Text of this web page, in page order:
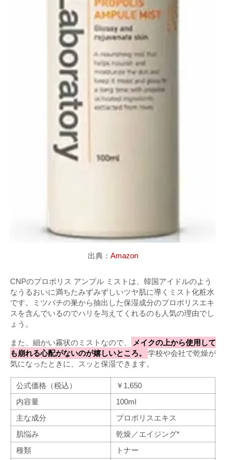
出典： Amazon
CNPのプロポリス アンプル ミストは、韓国アイドルのよう
なうるおいに満ちたみずみずしいツヤ肌に導くミスト化粧水
です。ミツバチの巣から抽出した保湿成分のプロポリスエキ
スを含んでいるのでハリを与えてくれるのも人気の理由でし
ょう。
また、細かい霧状のミストなので、
メイクの上から使用して
も崩れる心配がないのが嬉しいところ。
学校や会社で乾燥が
気になったときに、スッと保湿できます。
公式価格（税込）
￥1,650
内容量
100ml
主な成分
プロポリスエキス
肌悩み
乾燥／エイジング*
種類
トナー